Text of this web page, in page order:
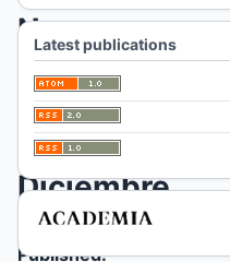
No.
2
(2017):
Julio-
Diciembre
Published:
Latest publications